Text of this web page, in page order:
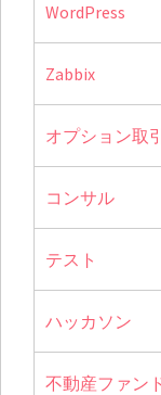
WordPress
Zabbix
オプション取
コンサル
テスト
ハッカソン
不動産ファン